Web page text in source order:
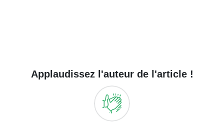
Applaudissez l'auteur de l'article !